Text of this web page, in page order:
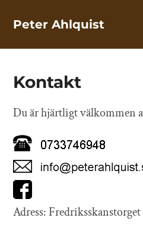
Peter Ahlquist
Kontakt
Du är hjärtligt välkommen
Adress: